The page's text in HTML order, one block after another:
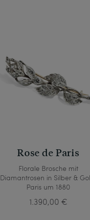
Rose de Paris
Florale Brosche mit
Diamantrosen in Silber &
Paris um 1880
1.390,00 €